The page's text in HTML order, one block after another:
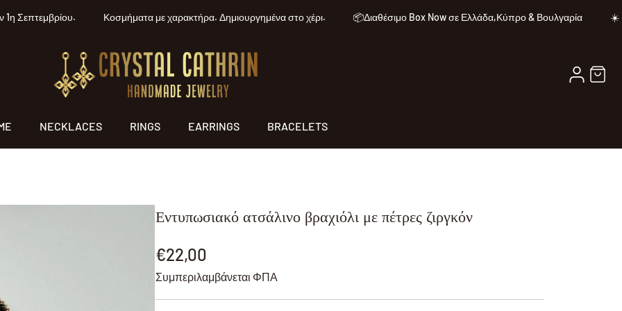
Κοσμήματα με χαρακτήρα. Δημιουργημένα στο χέρι. 📦Διαθέσιμο Box Now σε Ελλάδα,Κύπρο & Βουλγαρία ☀️
NECKLACES RINGS EARRINGS BRACELETS
Σύνδεση
Καλάθι
Εντυπωσιακό ατσάλινο βραχιόλι με πέτρες ζιργκόν
Κανονική
τιμή
€22,00
Συμπεριλαμβάνεται ΦΠΑ